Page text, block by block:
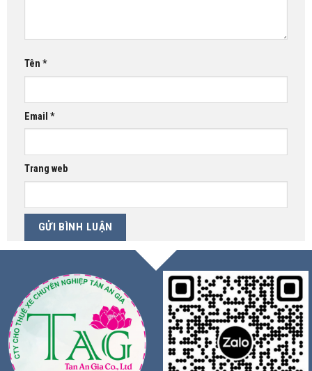
Tên *
Email *
Trang web